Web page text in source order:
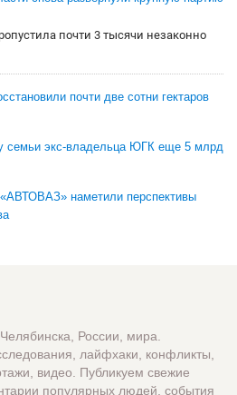
почти 3 тысячи незаконно
почти две сотни гектаров
у семьи экс-владельца ЮГК еще 5 млрд
наметили перспективы
России, мира.
лайфхаки, конфликты,
видео. Публикуем свежие
популярных людей, события